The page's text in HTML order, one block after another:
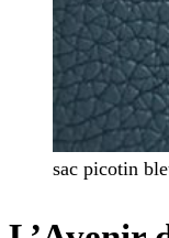
sac picotin